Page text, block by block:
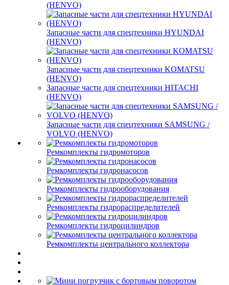
(HENVO)
Запасные части для спецтехники HYUNDAI
(HENVO)
Запасные части для спецтехники KOMATSU
(HENVO)
Запасные части для спецтехники HITACHI
(HENVO)
Запасные части для спецтехники SAMSUNG /
VOLVO (HENVO)
Ремкомплекты гидромоторов
Ремкомплекты гидронасосов
Ремкомплекты гидрооборудования
Ремкомплекты гидрораспределителей
Ремкомплекты гидроцилиндров
Ремкомплекты центрального коллектора